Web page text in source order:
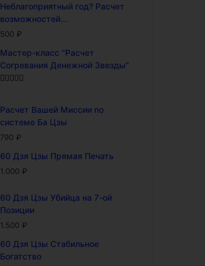
Неблагоприятный год? Расчет
возможностей...
500 ₽
Мастер-класс "Расчет
Согревания Денежной Звезды"
Расчет Вашей Миссии по
системе Ба Цзы
790 ₽
60 Дзя Цзы Прямая Печать
1.000 ₽
60 Дзя Цзы Убийца на 7-ой
Позиции
1.500 ₽
60 Дзя Цзы Стабильное
Богатство